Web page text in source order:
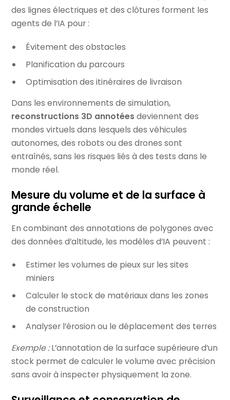
des lignes électriques et des clôtures forment les
agents de l’IA pour :
Évitement des obstacles
Planification du parcours
Optimisation des itinéraires de livraison
Dans les environnements de simulation,
reconstructions 3D annotées deviennent des
mondes virtuels dans lesquels des véhicules
autonomes, des robots ou des drones sont
entraînés, sans les risques liés à des tests dans le
monde réel.
Mesure du volume et de la surface à
grande échelle
En combinant des annotations de polygones avec
des données d’altitude, les modèles d’IA peuvent :
Estimer les volumes de pieux sur les sites
miniers
Calculer le stock de matériaux dans les zones
de construction
Analyser l’érosion ou le déplacement des terres
Exemple :L’annotation de la surface supérieure d’un
stock permet de calculer le volume avec précision
sans avoir à inspecter physiquement la zone.